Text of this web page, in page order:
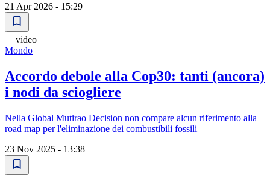
21 Apr 2026 - 15:29
video
Mondo
Accordo debole alla Cop30: tanti (ancora)
i nodi da sciogliere
Nella Global Mutirao Decision non compare alcun riferimento alla
road map per l'eliminazione dei combustibili fossili
23 Nov 2025 - 13:38